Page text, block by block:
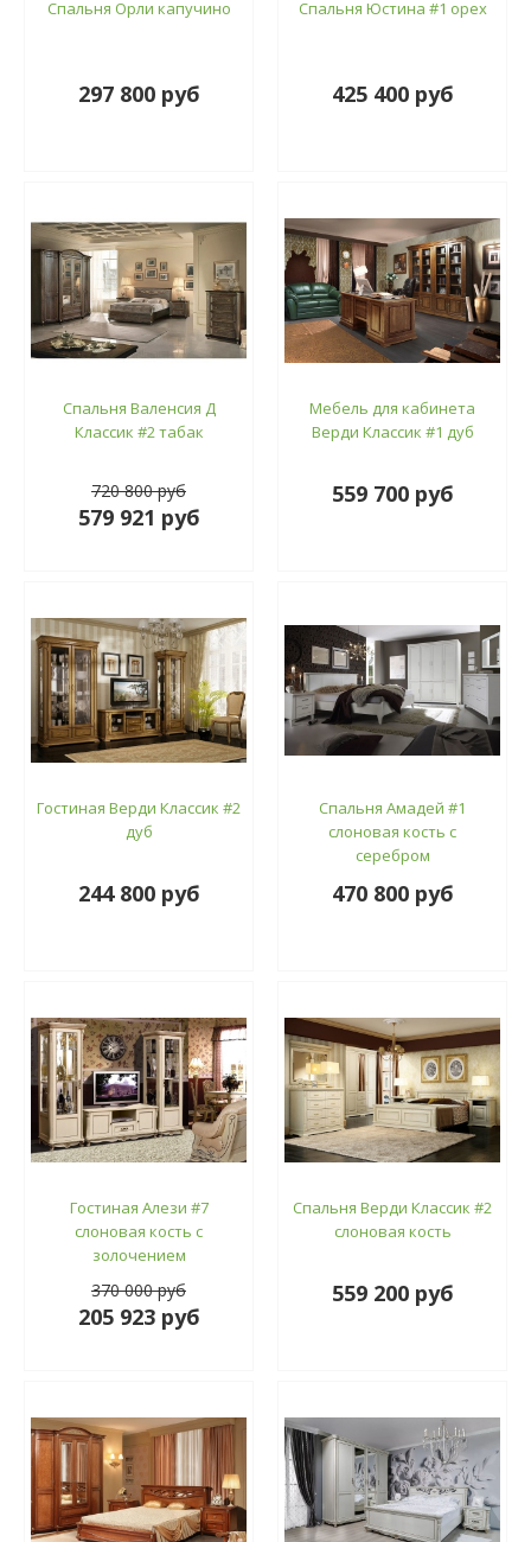
Спальня Орли капучино
297 800 руб
Спальня Юстина #1 орех
425 400 руб
Спальня Валенсия Д
Классик #2 табак
720 800 руб
579 921 руб
Мебель для кабинета
Верди Классик #1 дуб
559 700 руб
Гостиная Верди Классик #2
дуб
244 800 руб
Спальня Амадей #1
слоновая кость с
серебром
470 800 руб
Гостиная Алези #7
слоновая кость с
золочением
370 000 руб
205 923 руб
Спальня Верди Классик #2
слоновая кость
559 200 руб